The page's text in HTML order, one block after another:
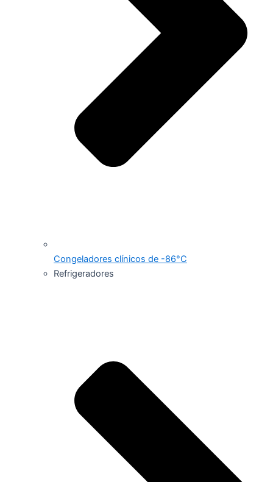
Congeladores clínicos de -86°C
Refrigeradores